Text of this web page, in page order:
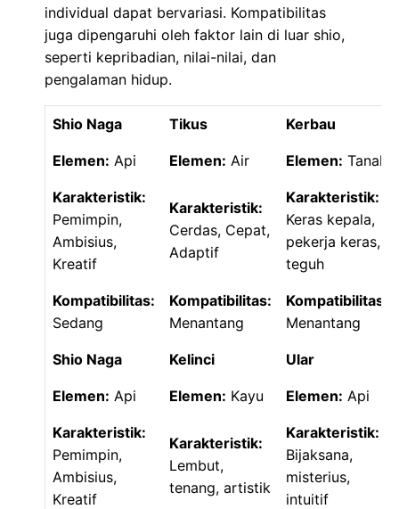
individual dapat bervariasi. Kompatibilitas
juga dipengaruhi oleh faktor lain di luar shio,
seperti kepribadian, nilai-nilai, dan
pengalaman hidup.
Shio Naga Tikus Kerbau
Elemen: Api Elemen: Air Elemen: Tanah
Karakteristik:
Pemimpin,
Ambisius,
Kreatif
Karakteristik:
Cerdas, Cepat,
Adaptif
Karakteristik:
Keras kepala,
pekerja keras,
teguh
Kompatibilitas:
Sedang
Kompatibilitas:
Menantang
Kompatibilitas:
Menantang
Shio Naga Kelinci Ular
Elemen: Api Elemen: Kayu Elemen: Api
Karakteristik:
Pemimpin,
Ambisius,
Kreatif
Karakteristik:
Lembut,
tenang, artistik
Karakteristik:
Bijaksana,
misterius,
intuitif